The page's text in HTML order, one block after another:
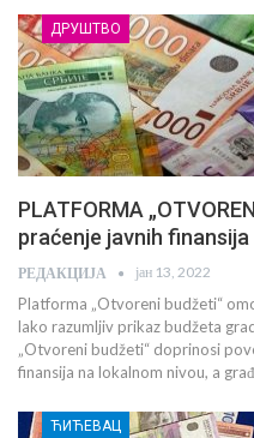
ДРУШТВО
PLATFORMA
praćenje javnih finansija
РЕДАКЦИЈА јан 13, 2022
Platforma „Otvoreni budžeti“
lako razumljiv prikaz budžeta
„Otvoreni budžeti“ doprinosi
finansija na lokalnom nivou, a
ЋИЋЕВАЦ